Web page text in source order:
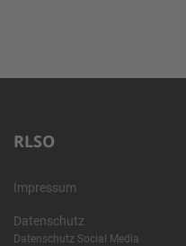
RLSO
Impressum
Datenschutz
Datenschutz Social Media